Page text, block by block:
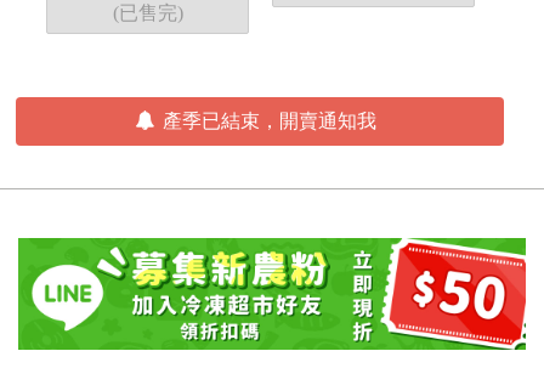
(已售完)
產季已結束，開賣通知我